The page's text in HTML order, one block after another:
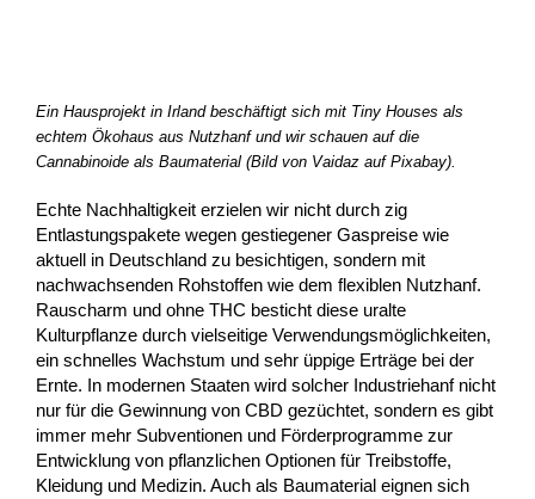
Ein Hausprojekt in Irland beschäftigt sich mit Tiny Houses als
echtem Ökohaus aus Nutzhanf und wir schauen auf die
Cannabinoide als Baumaterial (Bild von Vaidaz auf Pixabay).
Echte Nachhaltigkeit erzielen wir nicht durch zig
Entlastungspakete wegen gestiegener Gaspreise wie
aktuell in Deutschland zu besichtigen, sondern mit
nachwachsenden Rohstoffen wie dem flexiblen Nutzhanf.
Rauscharm und ohne THC besticht diese uralte
Kulturpflanze durch vielseitige Verwendungsmöglichkeiten,
ein schnelles Wachstum und sehr üppige Erträge bei der
Ernte. In modernen Staaten wird solcher Industriehanf nicht
nur für die Gewinnung von CBD gezüchtet, sondern es gibt
immer mehr Subventionen und Förderprogramme zur
Entwicklung von pflanzlichen Optionen für Treibstoffe,
Kleidung und Medizin. Auch als Baumaterial eignen sich